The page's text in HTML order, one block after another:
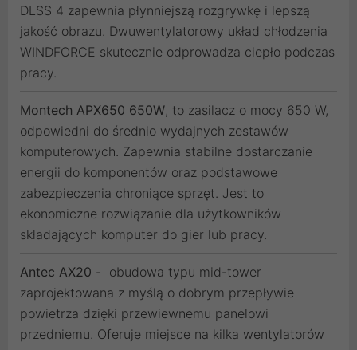
DLSS 4 zapewnia płynniejszą rozgrywkę i lepszą
jakość obrazu. Dwuwentylatorowy układ chłodzenia
WINDFORCE skutecznie odprowadza ciepło podczas
pracy.
Montech APX650 650W, to zasilacz o mocy 650 W,
odpowiedni do średnio wydajnych zestawów
komputerowych. Zapewnia stabilne dostarczanie
energii do komponentów oraz podstawowe
zabezpieczenia chroniące sprzęt. Jest to
ekonomiczne rozwiązanie dla użytkowników
składających komputer do gier lub pracy.
Antec AX20 - obudowa typu mid-tower
zaprojektowana z myślą o dobrym przepływie
powietrza dzięki przewiewnemu panelowi
przedniemu. Oferuje miejsce na kilka wentylatorów